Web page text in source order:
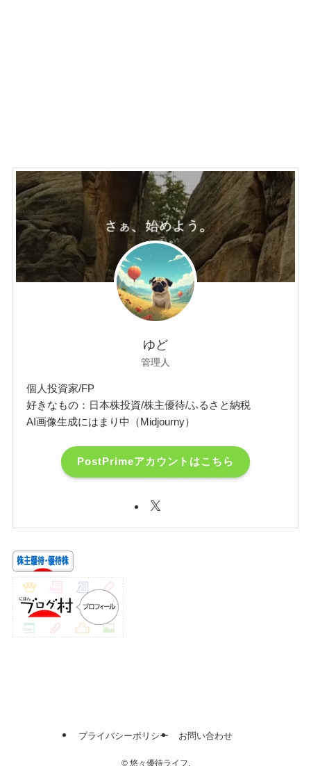
ゆど
管理人
個人投資家/FP
好きなもの：日本株投資/株主優待/ふるさと納税
AI画像生成にはまり中（Midjourny）
PostPrimeアカウントはこちら
プライバシーポリシー お問い合わせ
©悠々優待ライフ.